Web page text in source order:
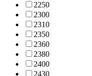
2250
2300
2310
2350
2360
2380
2400
2430